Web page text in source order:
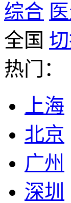
综合
全国
热门：
上海
北京
广州
深圳